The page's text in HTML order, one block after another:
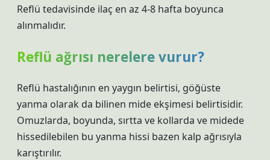
Reflü tedavisinde ilaç en az 4-8 hafta boyunca
alınmalıdır.
Reflü ağrısı nerelere vurur?
Reflü hastalığının en yaygın belirtisi, göğüste
yanma olarak da bilinen mide ekşimesi belirtisidir.
Omuzlarda, boyunda, sırtta ve kollarda ve midede
hissedilebilen bu yanma hissi bazen kalp ağrısıyla
karıştırılır.